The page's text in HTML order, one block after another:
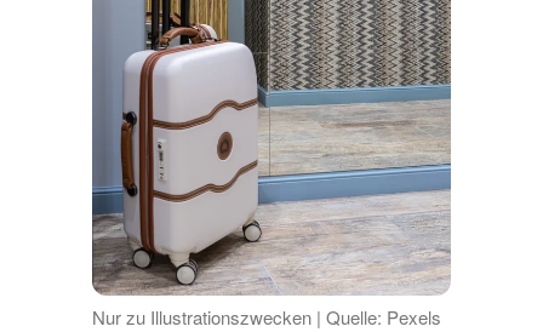
Nur zu Illustrationszwecken | Quelle: Pexels